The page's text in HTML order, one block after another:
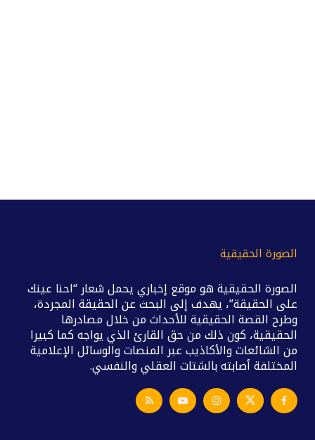
الصورة الحقيقية
الصورة الحقيقية هو موقع إخباري يحمل شعار “احنا عينك
على الحقيقة”، يهدف إلى البحث عن الحقيقة المجردة،
وطرح القصة الحقيقية للأحداث من خلال مصادرها
الحقيقية، كون ذلك من حق القارئ الذي يواجه كما كبيرا
من الشائعات والأكاذيب عبر المنصات والوسائل الإعلامية
المختلفة أصابته بالشتات العقلي والنفسي.